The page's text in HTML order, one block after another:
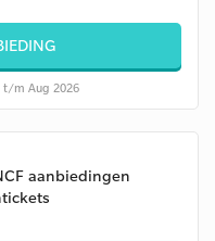
t/m Aug 2026
aanbiedingen